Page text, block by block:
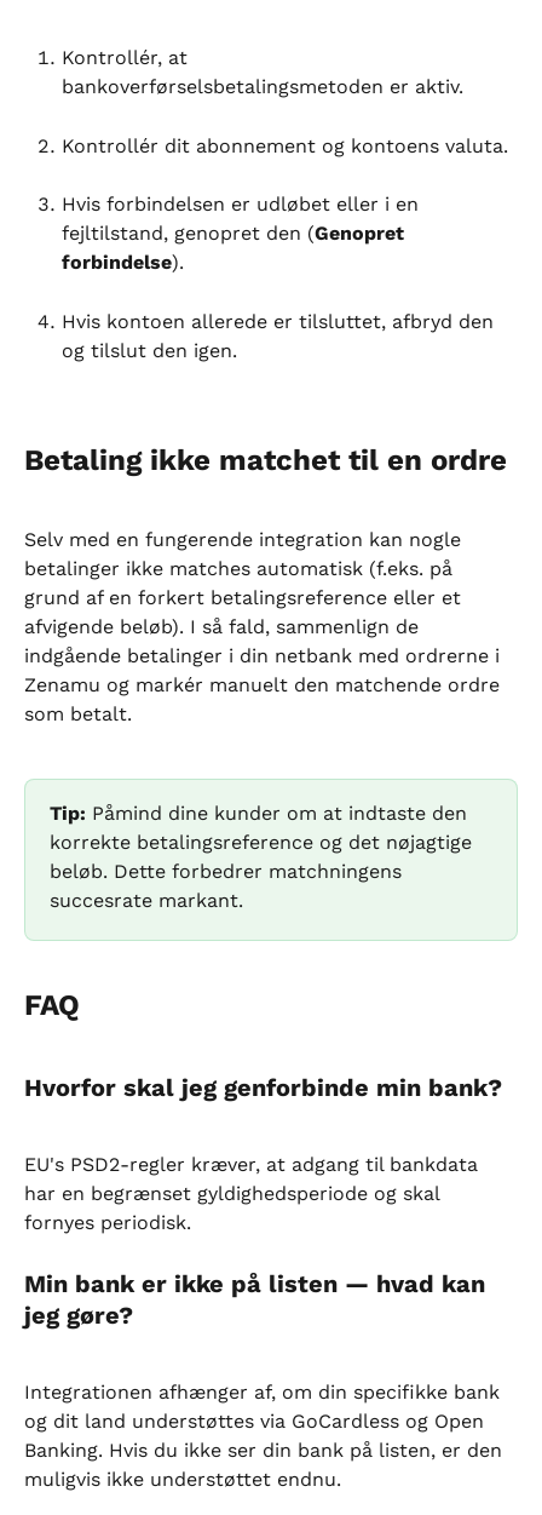
Kontrollér, at
bankoverførselsbetalingsmetoden er aktiv.
Kontrollér dit abonnement og kontoens valuta.
Hvis forbindelsen er udløbet eller i en
fejltilstand, genopret den (Genopret
forbindelse).
Hvis kontoen allerede er tilsluttet, afbryd den
og tilslut den igen.
Betaling ikke matchet til en ordre
Selv med en fungerende integration kan nogle
betalinger ikke matches automatisk (f.eks. på
grund af en forkert betalingsreference eller et
afvigende beløb). I så fald, sammenlign de
indgående betalinger i din netbank med ordrerne i
Zenamu og markér manuelt den matchende ordre
som betalt.
Tip: Påmind dine kunder om at indtaste den
korrekte betalingsreference og det nøjagtige
beløb. Dette forbedrer matchningens
succesrate markant.
FAQ
Hvorfor skal jeg genforbinde min bank?
EU's PSD2-regler kræver, at adgang til bankdata
har en begrænset gyldighedsperiode og skal
fornyes periodisk.
Min bank er ikke på listen — hvad kan
jeg gøre?
Integrationen afhænger af, om din specifikke bank
og dit land understøttes via GoCardless og Open
Banking. Hvis du ikke ser din bank på listen, er den
muligvis ikke understøttet endnu.